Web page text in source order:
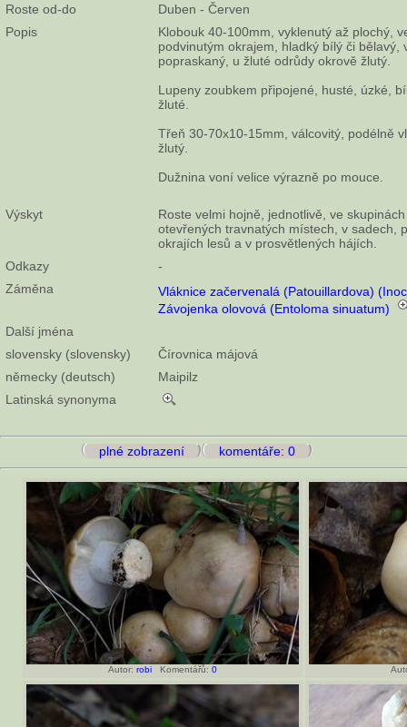
Roste od-do
Duben - Červen
Popis
Klobouk 40-100mm, vyklenutý až plochý,
podvinutým okrajem, hladký bílý či bělavý,
popraskaný, u žluté odrůdy okrově žlutý.
Lupeny zoubkem připojené, husté, úzké,
žluté.
Třeň 30-70x10-15mm, válcovitý, podélně
žlutý.
Dužnina voní velice výrazně po mouce.
Výskyt
Roste velmi hojně, jednotlivě, ve
otevřených travnatých místech, v sadech,
okrajích lesů a v prosvětlených hájích.
Odkazy
-
Záměna
Vláknice začervenalá (Patouillardova)
Závojenka olovová (Entoloma sinuatum)
Další jména
slovensky (slovensky)
Čírovnica májová
německy (deutsch)
Maipilz
Latinská synonyma